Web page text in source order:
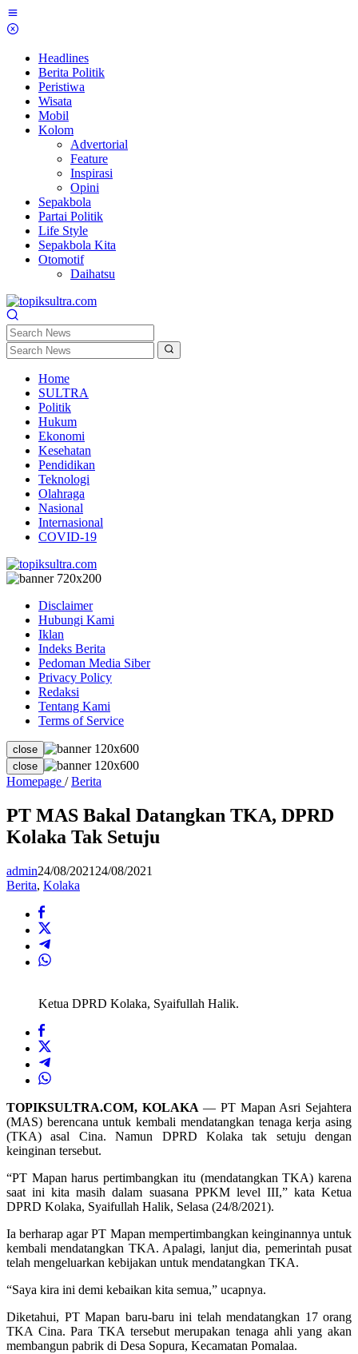
Skip
to
Headlines
Berita Politik
Peristiwa
Wisata
Mobil
Kolom
Advertorial
Feature
Inspirasi
Opini
Sepakbola
Partai Politik
Life Style
Sepakbola Kita
Otomotif
Daihatsu
Home
SULTRA
Politik
Hukum
Ekonomi
Kesehatan
Pendidikan
Teknologi
Olahraga
Nasional
Internasional
COVID-19
Disclaimer
Hubungi Kami
Iklan
Indeks Berita
Pedoman Media Siber
Privacy Policy
Redaksi
Tentang Kami
Terms of Service
close
close
Homepage / Berita
Bakal
Datangkan
TKA,
Kolaka
PT MAS Bakal Datangkan TKA, DPRD
Kolaka Tak Setuju
admin24/08/2021 24/08/2021
Berita, Kolaka
Ketua DPRD Kolaka, Syaifullah Halik.
TOPIKSULTRA.COM, KOLAKA — PT Mapan Asri Sejahtera
(MAS) berencana untuk kembali mendatangkan tenaga kerja asing
(TKA) asal Cina. Namun DPRD Kolaka tak setuju dengan
keinginan tersebut.
“PT Mapan harus pertimbangkan itu (mendatangkan TKA) karena
saat ini kita masih dalam suasana PPKM level III,” kata Ketua
DPRD Kolaka, Syaifullah Halik, Selasa (24/8/2021).
Ia berharap agar PT Mapan mempertimbangkan keinginannya untuk
kembali mendatangkan TKA. Apalagi, lanjut dia, pemerintah pusat
telah mengeluarkan kebijakan untuk mendatangkan TKA.
“Saya kira ini demi kebaikan kita semua,” ucapnya.
Diketahui, PT Mapan baru-baru ini telah mendatangkan 17 orang
TKA Cina. Para TKA tersebut merupakan tenaga ahli yang akan
membangun pabrik di Desa Sopura, Kecamatan Pomalaa.